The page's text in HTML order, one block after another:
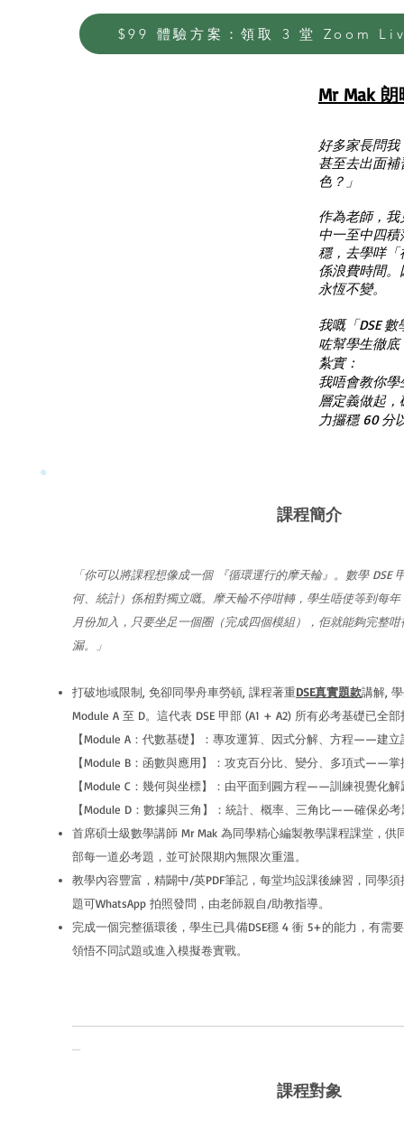
Mr Mak
好多家長問
甚至去出面
色？」
作為老師，
中一至中四
穩，去學咩「
係浪費時間
永恆不變。
我嘅「DSE
咗幫學生徹
紮實：
我唔會教你學
層定義做起，
力攞穩 60 分
$99 體驗方案：領取 3 堂 Zoom
課程簡介
「你可以將課程想像成一個 『循環運行的摩天輪』。數學 DSE
何、統計）係相對獨立嘅。摩天輪不停咁轉，學生唔使等到每
月份加入，只要坐足一個圈（完成四個模組），佢就能夠完整
漏。」
打破地域限制, 免卻同學舟車勞頓, 課程著重DSE真實題款講解,
Module A 至 D。這代表 DSE 甲部 (A1 + A2) 所有必考基礎已全
【Module A：代數基礎】：專攻運算、因式分解、方程——建立
【Module B：函數與應用】：攻克百分比、變分、多項式——掌
【Module C：幾何與坐標】：由平面到圓方程——訓練視覺化
【Module D：數據與三角】：統計、概率、三角比——確保必
首席碩士級數學講師 Mr Mak 為同學精心編製教學課程課堂，供
部每一道必考題，並可於限期內無限次重溫。
教學內容豐富，精闢中/英PDF筆記，每堂均設課後練習，同學
題可WhatsApp 拍照發問，由老師親自/助教指導。
完成一個完整循環後，學生已具備DSE穩 4 衝 5+的能力，有需
領悟不同試題或進入模擬卷實戰。
​課程對象